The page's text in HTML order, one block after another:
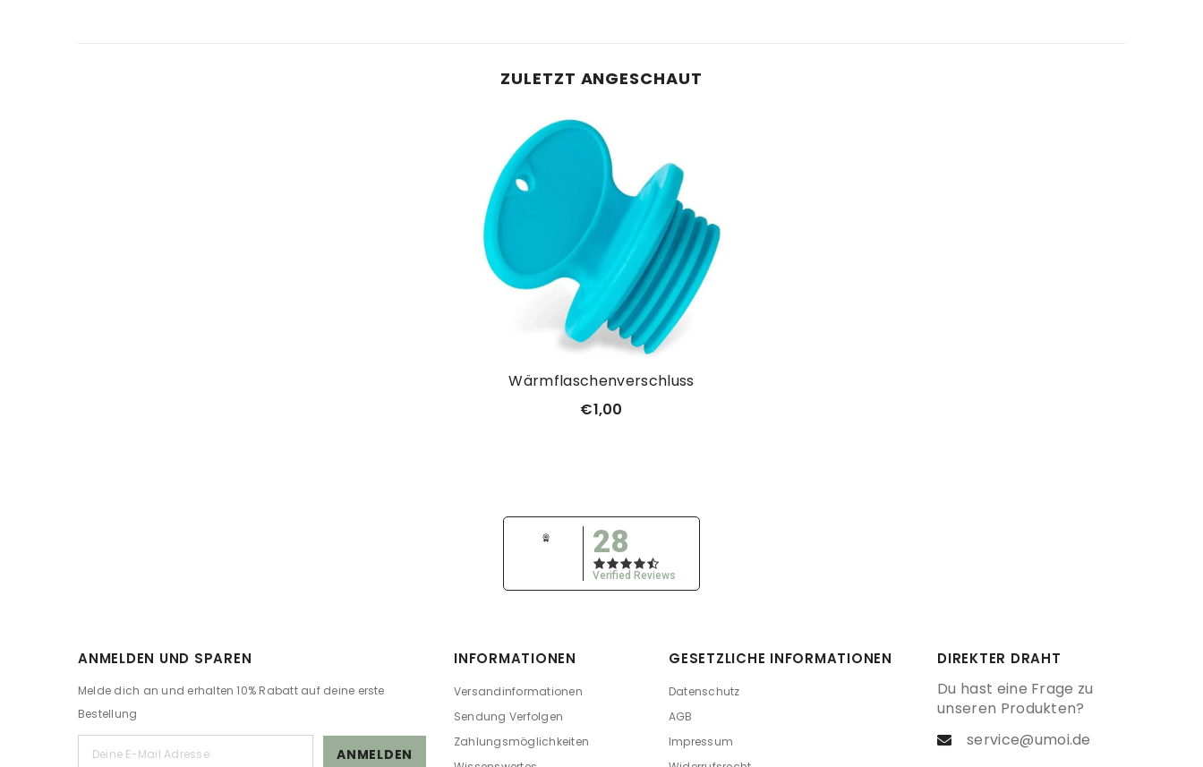
ZULETZT ANGESCHAUT
Wärmflaschenverschluss
€1,00
28
Verified Reviews
ANMELDEN UND SPAREN
Melde dich an und erhalten 10% Rabatt auf deine erste
Bestellung
ANMELDEN
INFORMATIONEN
Versandinformationen
Sendung Verfolgen
Zahlungsmöglichkeiten
GESETZLICHE INFORMATIONEN
Datenschutz
AGB
Impressum
DIREKTER DRAHT
Du hast eine Frage zu
unseren Produkten?
service@umoi.de